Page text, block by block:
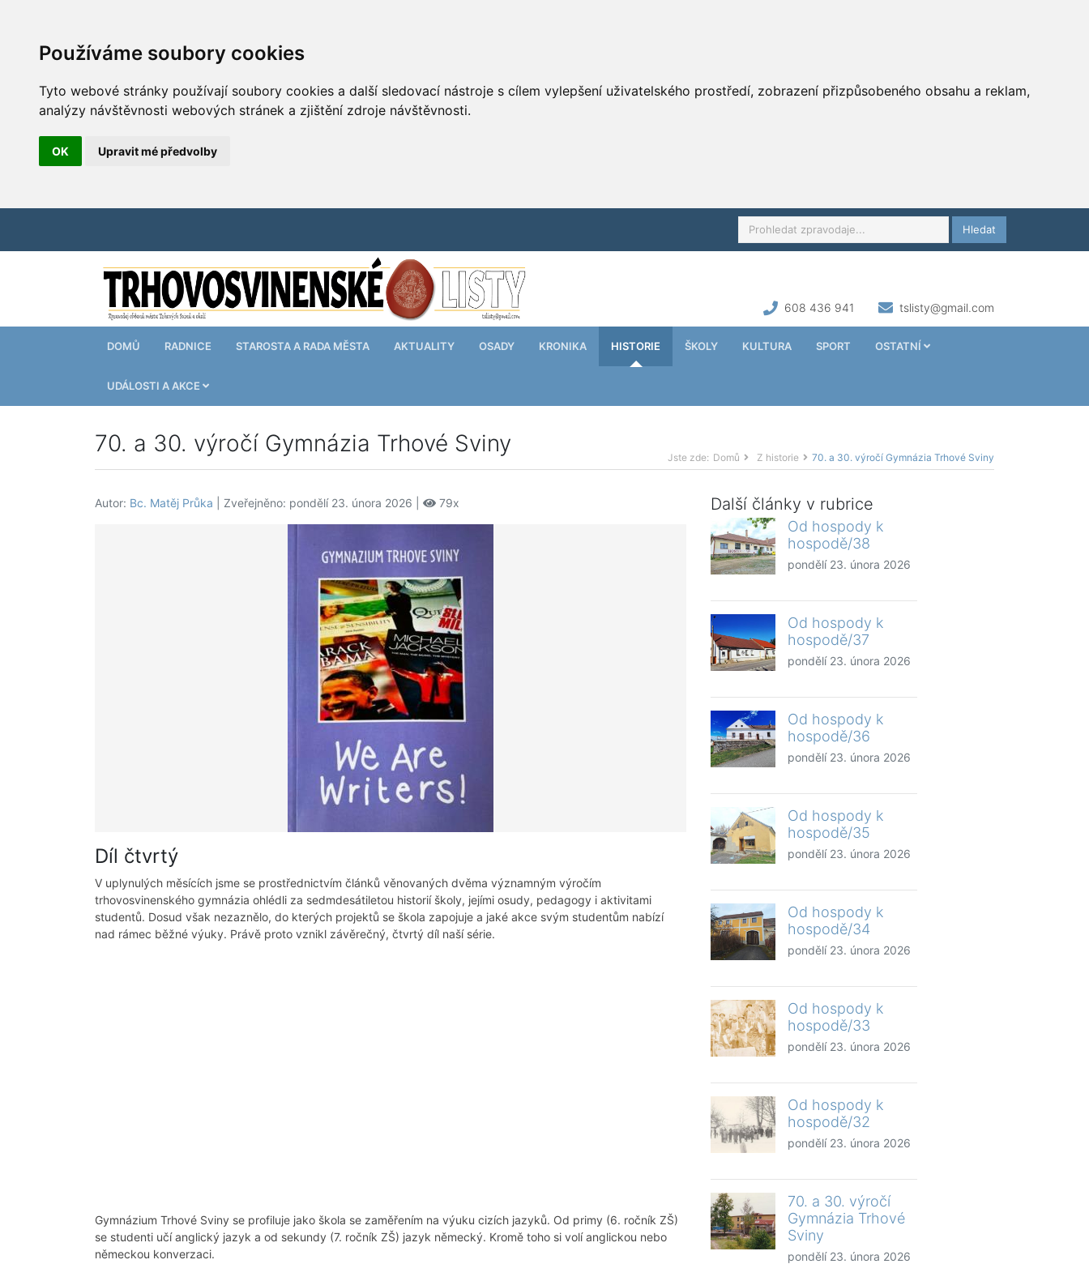
Používáme soubory cookies
Tyto webové stránky používají soubory cookies a další sledovací nástroje s cílem vylepšení uživatelského prostředí, zobrazení přizpůsobeného obsahu a reklam,
analýzy návštěvnosti webových stránek a zjištění zdroje návštěvnosti.
OK Upravit mé předvolby
Hledat
608 436 941 tslisty@gmail.com
DOMŮ RADNICE STAROSTA A RADA MĚSTA AKTUALITY OSADY KRONIKA HISTORIE ŠKOLY KULTURA SPORT OSTATNÍ
UDÁLOSTI A AKCE
70. a 30. výročí Gymnázia Trhové Sviny
Jste zde: Domů Z historie 70. a 30. výročí Gymnázia Trhové Sviny
Autor: Bc. Matěj Průka | Zveřejněno: pondělí 23. února 2026 | 79x
Díl čtvrtý
V uplynulých měsících jsme se prostřednictvím článků věnovaných dvěma významným výročím
trhovosvinenského gymnázia ohlédli za sedmdesátiletou historií školy, jejími osudy, pedagogy i aktivitami
studentů. Dosud však nezaznělo, do kterých projektů se škola zapojuje a jaké akce svým studentům nabízí
nad rámec běžné výuky. Právě proto vznikl závěrečný, čtvrtý díl naší série.
Gymnázium Trhové Sviny se profiluje jako škola se zaměřením na výuku cizích jazyků. Od primy (6. ročník ZŠ)
se studenti učí anglický jazyk a od sekundy (7. ročník ZŠ) jazyk německý. Kromě toho si volí anglickou nebo
německou konverzaci.
Další články v rubrice
Od hospody k
hospodě/38
pondělí 23. února 2026
Od hospody k
hospodě/37
pondělí 23. února 2026
Od hospody k
hospodě/36
pondělí 23. února 2026
Od hospody k
hospodě/35
pondělí 23. února 2026
Od hospody k
hospodě/34
pondělí 23. února 2026
Od hospody k
hospodě/33
pondělí 23. února 2026
Od hospody k
hospodě/32
pondělí 23. února 2026
70. a 30. výročí
Gymnázia Trhové
Sviny
pondělí 23. února 2026